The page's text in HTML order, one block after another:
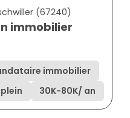
(67240)
immobilier
immobilier
30K-80K/ an